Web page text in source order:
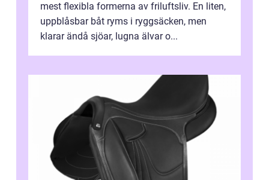
mest flexibla formerna av friluftsliv. En liten,
uppblåsbar båt ryms i ryggsäcken, men
klarar ändå sjöar, lugna älvar o...